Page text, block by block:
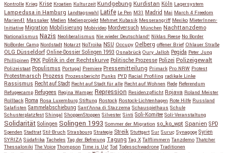
Kontrolle Krieg Krise Kroatien Kulturzeit Kundgebung Kurdistan Köln Lagersystem
Lampedusa in Hamburg Landtagswahl Latife Le Pen M31 Madrid Mai March 4 Freedom
Marien41 Massaker Medien Medienprojekt Mehmet Kubasik Messerangriff Mexiko MieterInnen-
Initiative Migration Mobilisierung Mobivideo Mordversuch München Nachttanzdemo
Nationalismus Nazis Neoliberalismus Nie wieder Deutschland! Niklas Reese No Border
NoBorder Camp Nordstadt Notarzt NoTroika NSU Occupy Oelberg offener Brief Ohlauer Straße
OLG Düsseldorf Online-Dossier Solingen 1993 Osnabrück Oury Jalloh Pegida Peter Jung
Phillipinen PKK Politik in der Rechtskurve Politische Prozesse Polizei Polizeigewalt
Polizeistaat Populismus Portugal Premiere Pressemitteilung Primark Pro NRW Protest
Protestmarsch Prozess Prozessbericht Punks PYD Racial Profiling radikale Linke
Rassismus Recht auf Stadt Recht auf Stadt für alle Recht auf Wohnen Rede Referendum
Refugeecamp Refugees Regina Wamper Repression Residenzpflicht Rojava Roland Meister
Rollback Roma Rosa Luxemburg Stiftung Rostock Rostock-Lichtenhagen Rote Hilfe Russland
Salafisten Sammelabschiebung Sant'Anna di Stazzema Schauspielhaus Schule
Schusterplatzfest Shingal ShoppenStoppen Silvester Sinti Soli-Komitee Soli-Veranstaltung
Solidarität Solingen Solingen 1993 Sommer der Migration so_ko_wpt Spanien SPD
Spenden Stadtrat Stil-Bruch Strasbourg Strategie Streik Stuttgart Sur Suruç Synagoge Syrien
SYRIZA Südafrika Tacheles Tag der Befreiung Tagung Tag X Talflimmern Tanzdemo Thatcher
Thessaloniki The Voice Thompson Time is Up! Tod Todesschwadrone Traditionen